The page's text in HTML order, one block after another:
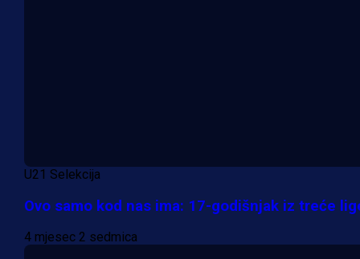
U21 Selekcija
Ovo samo kod nas ima: 17-godišnjak iz treće
4 mjesec 2 sedmica